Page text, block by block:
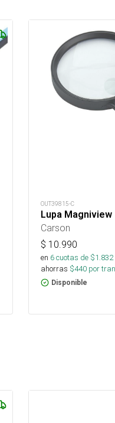
OUT39815-C
Lupa Magniview
Carson
$ 10.990
en 6cuotas de $1.832
ahorras $440 por
Disponible